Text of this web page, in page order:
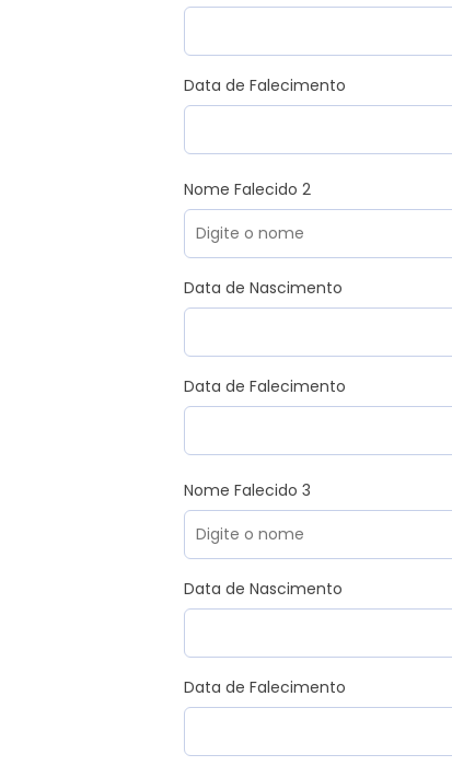
Data de Falecimento
Nome Falecido 2
Data de Nascimento
Data de Falecimento
Nome Falecido 3
Data de Nascimento
Data de Falecimento